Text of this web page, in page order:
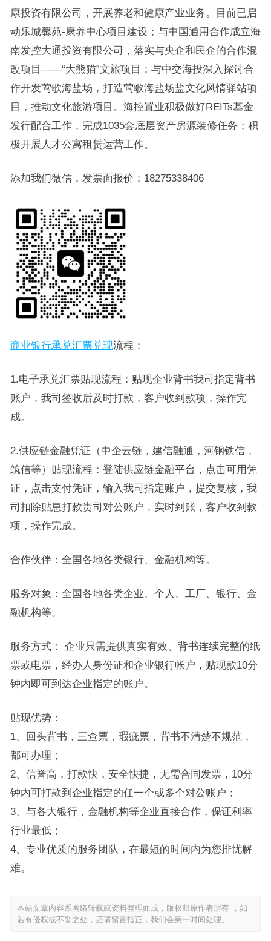
康投资有限公司，开展养老和健康产业业务。目前已启
动乐城馨苑-康养中心项目建设；与中国通用合作成立海
南发控大通投资有限公司，落实与央企和民企的合作混
改项目——“大熊猫”文旅项目；与中交海投深入探讨合
作开发莺歌海盐场，打造莺歌海盐场盐文化风情驿站项
目，推动文化旅游项目。海控置业积极做好REITs基金
发行配合工作，完成1035套底层资产房源装修任务；积
极开展人才公寓租赁运营工作。
添加我们微信，发票面报价：18275338406
商业银行承兑汇票兑现流程：
1.电子承兑汇票贴现流程：贴现企业背书我司指定背书
账户，我司签收后及时打款，客户收到款项，操作完
成。
2.供应链金融凭证（中企云链，建信融通，河钢铁信，
筑信等）贴现流程：登陆供应链金融平台，点击可用凭
证，点击支付凭证，输入我司指定账户，提交复核，我
司扣除贴息打款贵司对公账户，实时到账，客户收到款
项，操作完成。
合作伙伴：全国各地各类银行、金融机构等。
服务对象：全国各地各类企业、个人、工厂、银行、金
融机构等。
服务方式： 企业只需提供真实有效、背书连续完整的纸
票或电票，经办人身份证和企业银行帐户，贴现款10分
钟内即可到达企业指定的账户。
贴现优势：
1、回头背书，三查票，瑕疵票，背书不清楚不规范，
都可办理；
2、信誉高，打款快，安全快捷，无需合同发票，10分
钟内可打款到企业指定的任一个或多个对公账户；
3、与各大银行，金融机构等企业直接合作，保证利率
行业最低；
4、专业优质的服务团队，在最短的时间内为您排忧解
难。
本站文章内容系网络转载或资料整理而成，版权归原作者所有 ，如
若有侵权或不妥之处，还请留言指正，我们会第一时间处理。